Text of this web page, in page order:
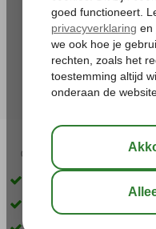
02:50
Gelegen in Borovets
Op ca. 50m van de skipistes